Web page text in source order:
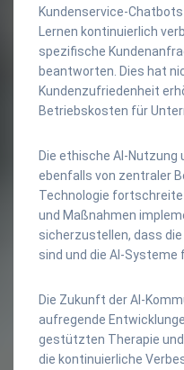
Kundenservice-
Lernen kontinuierlich
spezifische
beantworten. Dies hat
Kundenzufriedenheit
Betriebskosten für
Die ethische AI-Nutzung
ebenfalls von zentraler
Technologie
und Maßnahmen
sicherzustellen, dass
sind und die AI-Systeme
Die Zukunft der AI-
aufregende
gestützten Therapie und
die kontinuierliche